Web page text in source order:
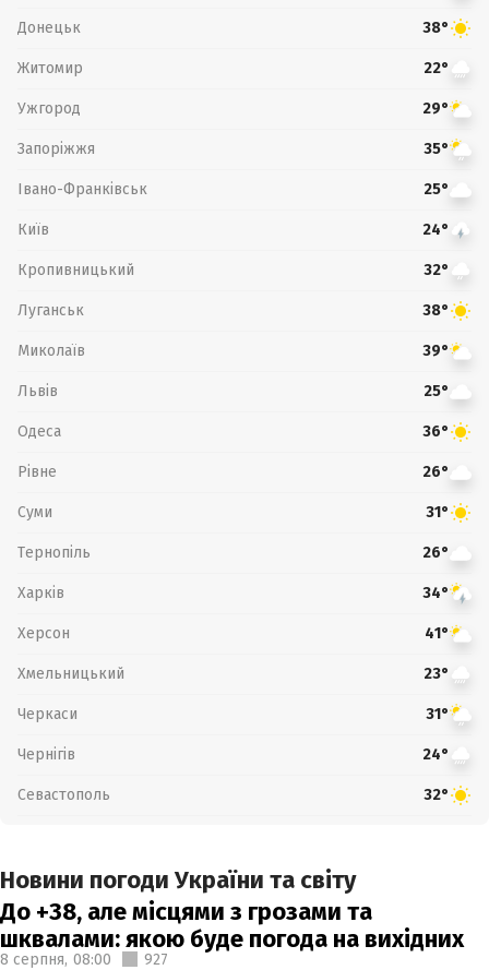
Донецьк 38°
Житомир 22°
Ужгород 29°
Запоріжжя 35°
Івано-Франківськ 25°
Київ 24°
Кропивницький 32°
Луганськ 38°
Миколаїв 39°
Львів 25°
Одеса 36°
Рівне 26°
Суми 31°
Тернопіль 26°
Харків 34°
Херсон 41°
Хмельницький 23°
Черкаси 31°
Чернігів 24°
Севастополь 32°
Новини погоди України та світу
До +38, але місцями з грозами та
шквалами: якою буде погода на вихідних
8 серпня, 08:00 927